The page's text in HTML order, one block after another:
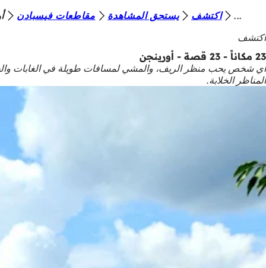
الانتقال إلى المحتوى
ن
ت
ه
ن
اكتشف يستحق المشاهدة مقاطعات فيسبادن
اكتشف
23 مكاناً - 23 قصة - أورينجن
أي شخص يحب منظر الريف، والمشي لمسافات طويلة في الغابات
المناظر الخلابة.